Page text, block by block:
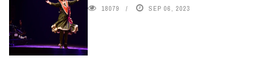
18079 SEP 06, 2023